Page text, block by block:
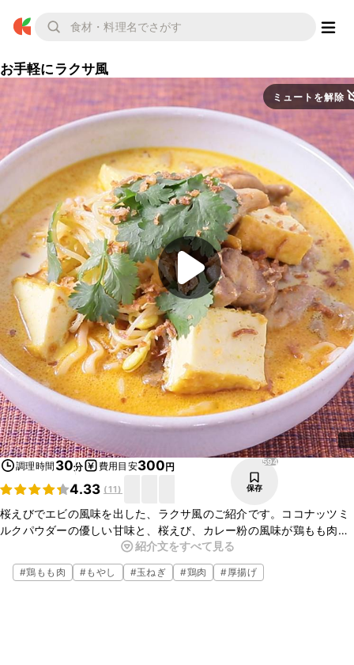
お手軽にラクサ風
ミュートを解除
調理時間 30分 費用目安300円
4.33 (11)
594
保存
桜えびでエビの風味を出した、ラクサ風のご紹介です。ココナッツミ
ルクパウダーの優しい甘味と、桜えび、カレー粉の風味が鶏もも肉の
コクとうま味によく合い、中華麺によく絡んでついついお箸が止まら
なくなりますよ。ぜひ、お試しくださいね。
紹介文をすべて見る
#鶏もも肉 #もやし #玉ねぎ #鶏肉 #厚揚げ